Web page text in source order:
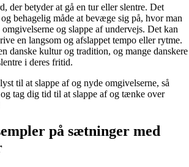
der betyder at gå en tur eller slentre. Det
behagelig måde at bevæge sig på, hvor man
og slappe af undervejs. Det kan
en langsom og afslappet tempo eller rytme.
danske kultur og tradition, og mange danskere
i deres fritid.
til at slappe af og nyde omgivelserne, så
tag dig tid til at slappe af og tænke over
på sætninger med